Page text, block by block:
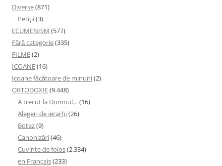
Diverse(871)
Petiţii(3)
ECUMENISM (577)
Fără categorie(335)
FILME(2)
ICOANE(16)
Icoane făcătoare de minuni(2)
ORTODOXIE(9.448)
A trecut la Domnul… (16)
Alegeri de ierarhi(26)
Botez(9)
Canonizări(46)
Cuvinte de folos(2.334)
en Français(233)